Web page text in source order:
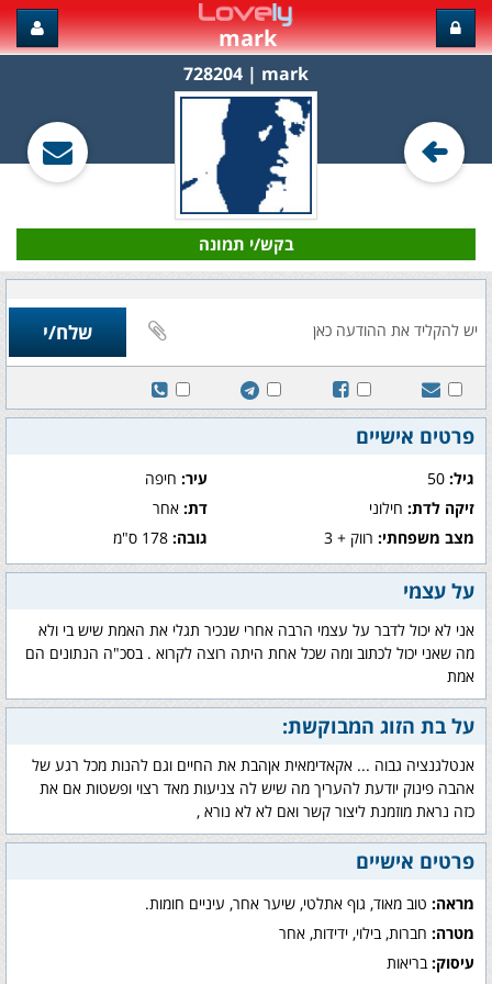
mark
mark‏ | 728204
בקש/י תמונה
פרטים אישיים
גיל: עיר:חיפה
זיקה לדת: חילוני דת:אחר
מצב משפחתי: רווק + 3 גובה:178 ס"מ
על עצמי
אני לא יכול לדבר על עצמי הרבה אחרי שנכיר תגלי את האמת שיש בי ולא
מה שאני יכול לכתוב ומה שכל אחת היתה רוצה לקרוא . בסכ"ה הנתונים הם
אמת
על בת הזוג המבוקשת:
אנטלגנציה גבוה ... אקאדימאית אןהבת את החיים וגם להנות מכל רגע של
אהבה פינוק יודעת להעריך מה שיש לה צניעות מאד רצוי ופשטות אם את
כזה נראת מוזמנת ליצור קשר ואם לא לא נורא ,
פרטים אישיים
מראה: טוב מאוד, גוף אתלטי, שיער אחר, עיניים חומות.
מטרה: חברות, בילוי, ידידות, אחר
עיסוק: בריאות